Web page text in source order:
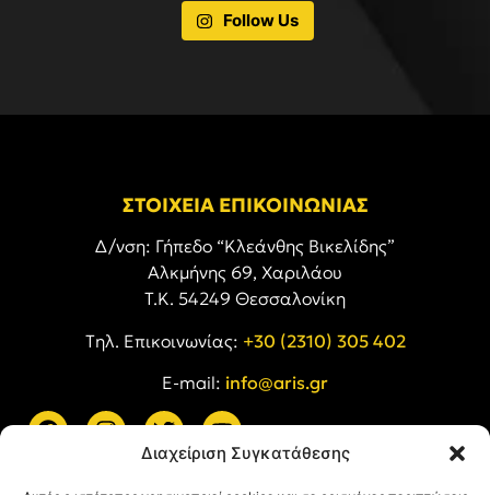
Διαχείριση Συγκατάθεσης
Follow Us
ΣΤΟΙΧΕΙΑ ΕΠΙΚΟΙΝΩΝΙΑΣ
Δ/νση: Γήπεδο “Κλεάνθης Βικελίδης”
Αλκμήνης 69, Χαριλάου
Τ.Κ. 54249 Θεσσαλονίκη
Tηλ. Επικοινωνίας: +30 (2310) 305 402
E-mail: info@aris.gr